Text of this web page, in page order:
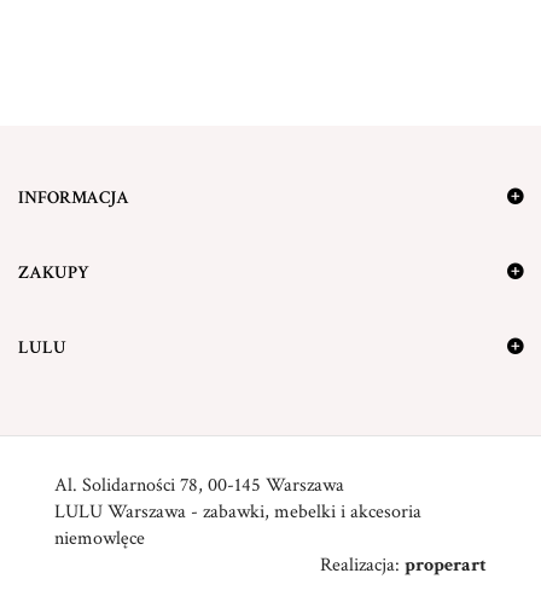
INFORMACJA
ZAKUPY
LULU
Al. Solidarności 78, 00-145 Warszawa
LULU Warszawa - zabawki, mebelki i akcesoria
niemowlęce
Realizacja: properart